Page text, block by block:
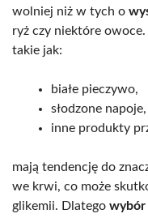
wolniej niż w tych o
ryż czy niektóre
takie jak:
białe pieczywo,
słodzone napoje,
inne produkty
mają tendencję do
we krwi, co może
glikemii. Dlatego wybór